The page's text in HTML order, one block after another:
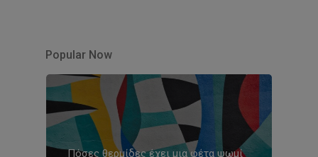
Popular Now
Πόσες θερμίδες έχει μια φέτα ψωμί